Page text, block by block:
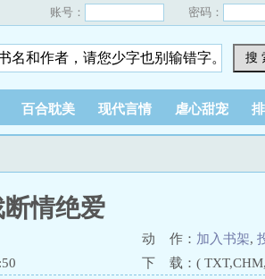
账号： 密码：
搜
百合耽美 现代言情 虐心甜宠
情绝爱
动 作： 加入书架,
下 载：(